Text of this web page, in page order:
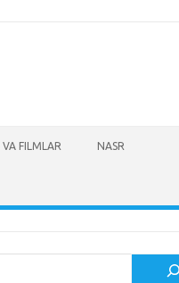
FILMLAR NASR